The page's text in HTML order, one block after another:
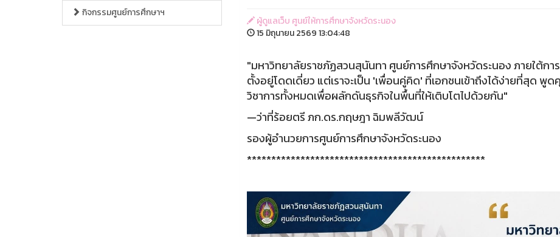
กิจกรรมศูนย์การศึกษาฯ
ผู้ดูแลเว็บ ศูนย์ให้การศึกษาจังหวัดระนอง
15 มิถุนายน 2569 13:04:48
"มหาวิทยาลัยราชภัฏสวนสุนันทา ศูนย์การศึกษาจังหวัดระนอง ภายใต้กา
ตั้งอยู่โดดเดี่ยว แต่เราจะเป็น 'เพื่อนคู่คิด' ที่เอกชนเข้าถึงได้ง่ายที่สุด พู
วิชาการทั้งหมดเพื่อผลักดันธุรกิจในพื้นที่ให้เติบโตไปด้วยกัน"
—ว่าที่ร้อยตรี ภก.ดร.กฤษฎา ฉิมพลีวัฒน์
รองผู้อำนวยการศูนย์การศึกษาจังหวัดระนอง
*************************************************